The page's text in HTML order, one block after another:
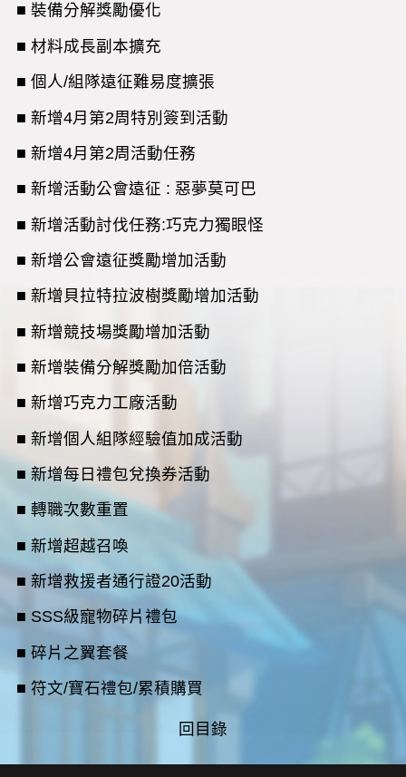
■ 裝備分解獎勵優化
■ 材料成長副本擴充
■ 個人/組隊遠征難易度擴張
■ 新增4月第2周特別簽到活動
■ 新增4月第2周活動任務
■ 新增活動公會遠征 : 惡夢莫可巴
■ 新增活動討伐任務:巧克力獨眼怪
■ 新增公會遠征獎勵增加活動
■ 新增貝拉特拉波樹獎勵增加活動
■ 新增競技場獎勵增加活動
■ 新增裝備分解獎勵加倍活動
■ 新增巧克力工廠活動
■ 新增個人組隊經驗值加成活動
■ 新增每日禮包兌換券活動
■ 轉職次數重置
■ 新增超越召喚
■ 新增救援者通行證20活動
■ SSS級寵物碎片禮包
■ 碎片之翼套餐
■ 符文/寶石禮包/累積購買
回目錄